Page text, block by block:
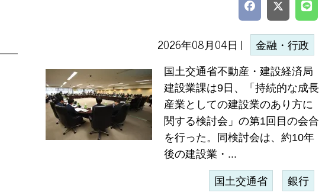
2026年08月04日 | 金融・行政
国土交通省不動産・建設経済局
建設業課は9日、「持続的な成長
産業としての建設業のあり方に
関する検討会」の第1回目の会合
を行った。同検討会は、約10年
後の建設業・...
国土交通省 銀行